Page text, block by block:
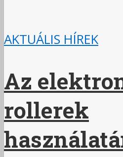
AKTUÁLIS HÍREK
Az
rollerek